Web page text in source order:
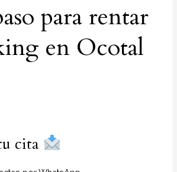
para rentar
en Ocotal
cita